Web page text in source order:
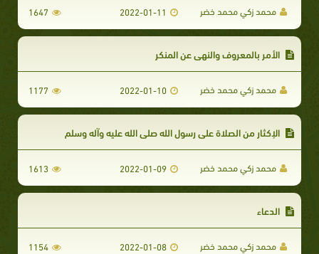
محمد زكي محمد خضر 2022-01-11
1647
الأمر بالمعروف والنهي عن المنكر
محمد زكي محمد خضر 2022-01-10
1177
الإكثار من الصلاة على رسول الله صلى الله عليه وآله وسلم
محمد زكي محمد خضر 2022-01-09
1613
الدعاء
محمد زكي محمد خضر 2022-01-08
1154